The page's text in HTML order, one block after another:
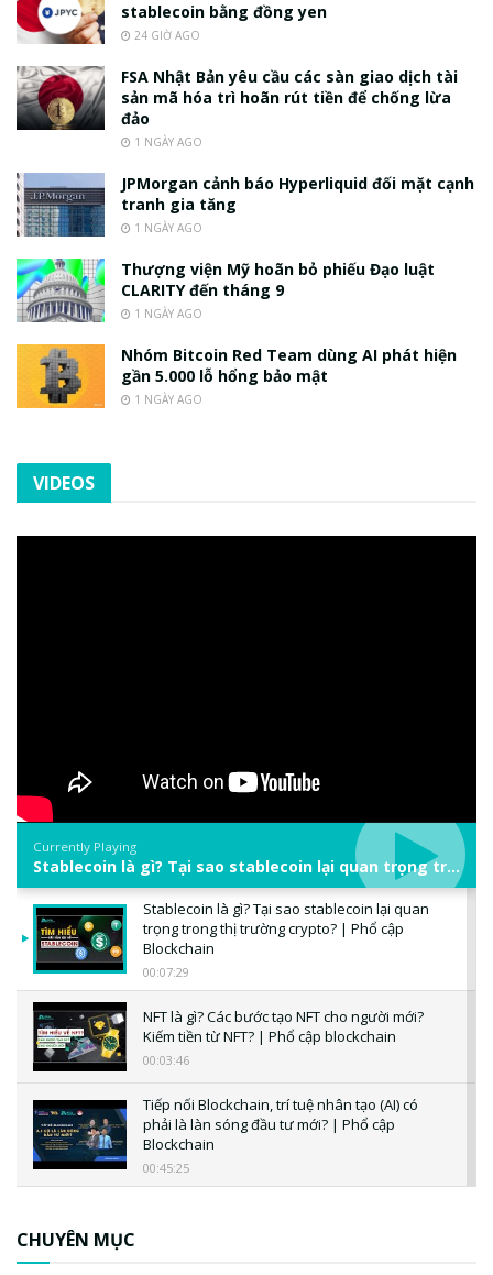
stablecoin bằng đồng yen
24 GIỜ AGO
FSA Nhật Bản yêu cầu các sàn giao dịch tài
sản mã hóa trì hoãn rút tiền để chống lừa
đảo
1 NGÀY AGO
JPMorgan cảnh báo Hyperliquid đối mặt cạnh
tranh gia tăng
1 NGÀY AGO
Thượng viện Mỹ hoãn bỏ phiếu Đạo luật
CLARITY đến tháng 9
1 NGÀY AGO
Nhóm Bitcoin Red Team dùng AI phát hiện
gần 5.000 lỗ hổng bảo mật
1 NGÀY AGO
VIDEOS
Currently Playing
Stablecoin là gì? Tại sao stablecoin lại quan trọng trong thị trường crypto? | Phổ cập Blockchain
Stablecoin là gì? Tại sao stablecoin lại quan
trọng trong thị trường crypto? | Phổ cập
Blockchain
00:07:29
NFT là gì? Các bước tạo NFT cho người mới?
Kiếm tiền từ NFT? | Phổ cập blockchain
00:03:46
Tiếp nối Blockchain, trí tuệ nhân tạo (AI) có
phải là làn sóng đầu tư mới? | Phổ cập
Blockchain
00:45:25
CHUYÊN MỤC